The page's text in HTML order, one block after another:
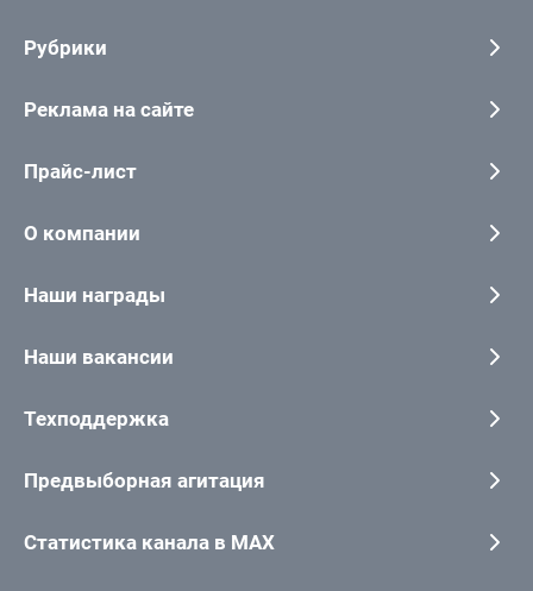
Рубрики
Реклама на сайте
Прайс-лист
О компании
Наши награды
Наши вакансии
Техподдержка
Предвыборная агитация
Статистика канала в MAX